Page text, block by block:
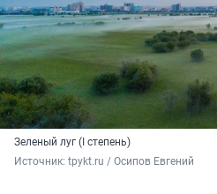
Зеленый луг (I степень)
Источник: tpykt.ru / Осипов Евгений